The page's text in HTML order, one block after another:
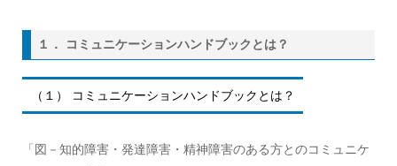
１． コミュニケーションハンドブックとは？
（１） コミュニケーションハンドブックとは？
「図－知的障害・発達障害・精神障害のある方とのコミュニケ